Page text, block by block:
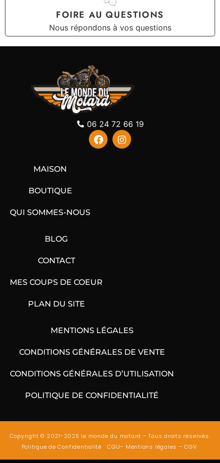
FOIRE AU QUESTIONS
Nous répondons à vos questions
06 24 72 66 19
MAISON
BOUTIQUE
QUI SOMMES-NOUS
BLOG
CONTACT
MES COUPS DE COEUR
PLAN DU SITE
MENTIONS LÉGALES
CONDITIONS GÉNÉRALES DE VENTE
CONDITIONS GÉNÉRALES D’UTILISATION
POLITIQUE DE CONFIDENTIALITÉ
Copyright © 2021-2025 le monde du motard – Tous droits réservés.
Politique de Confidentialité
CGU– Mentions légales –CGV